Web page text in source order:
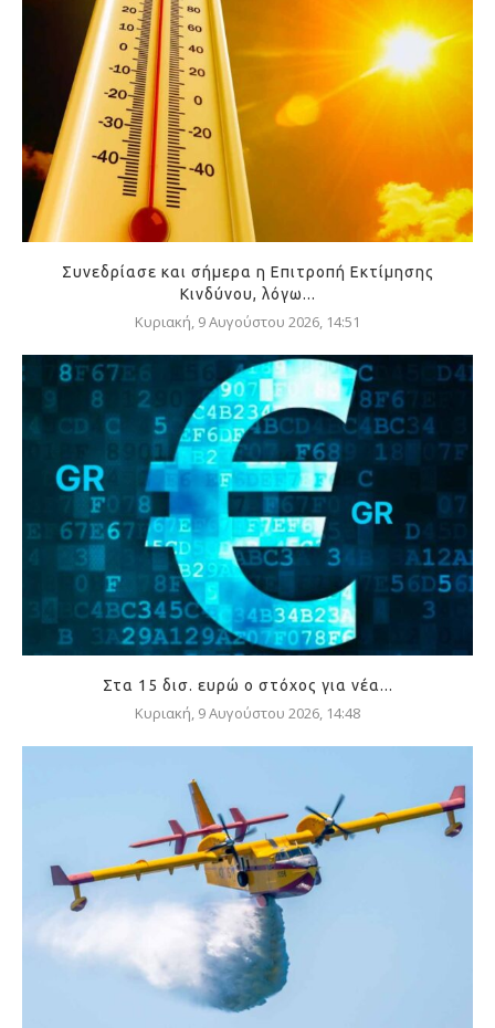
Συνεδρίασε και σήμερα η Επιτροπή Εκτίμησης
Κινδύνου, λόγω...
Κυριακή, 9 Αυγούστου 2026, 14:51
Στα 15 δισ. ευρώ ο στόχος για νέα...
Κυριακή, 9 Αυγούστου 2026, 14:48